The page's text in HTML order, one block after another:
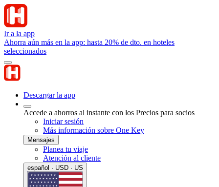
Ir a la app
Ahorra aún más en la app: hasta 20% de dto. en hoteles
seleccionados
Descargar la app
Accede a ahorros al instante con los Precios para socios
Iniciar sesión
Más información sobre One Key
Mensajes
Planea tu viaje
Atención al cliente
español · USD · US